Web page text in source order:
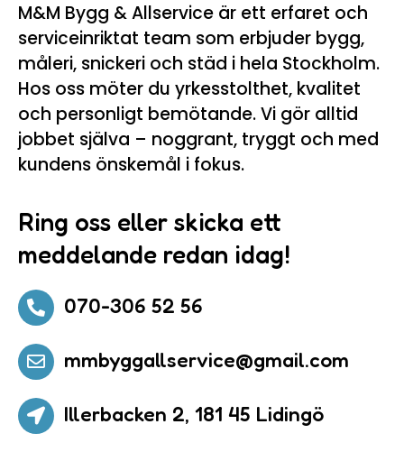
M&M Bygg & Allservice är ett erfaret och
serviceinriktat team som erbjuder bygg,
måleri, snickeri och städ i hela Stockholm.
Hos oss möter du yrkesstolthet, kvalitet
och personligt bemötande. Vi gör alltid
jobbet själva – noggrant, tryggt och med
kundens önskemål i fokus.
Ring oss eller skicka ett
meddelande redan idag!
 070-306 52 56
 mmbyggallservice@gmail.com
 Illerbacken 2, 181 45 Lidingö